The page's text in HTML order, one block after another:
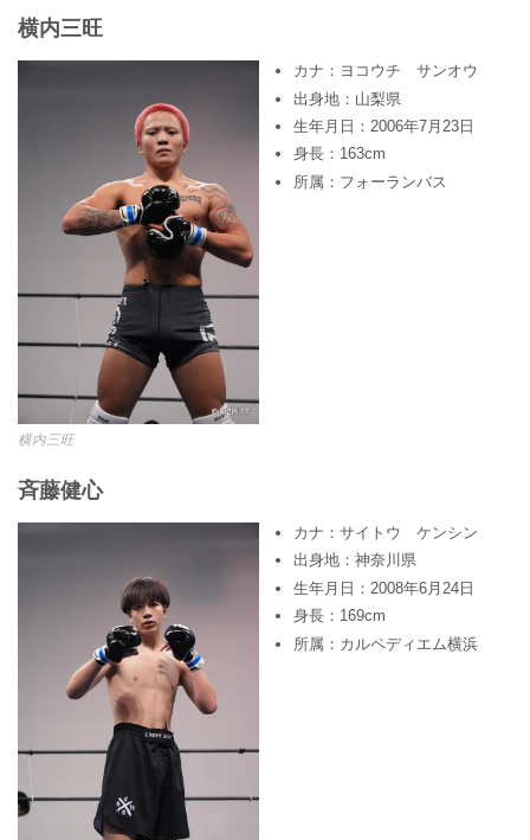
横内三旺
横内三旺
カナ：ヨコウチ サンオウ
出身地：山梨県
生年月日：2006年7月23日
身長：163cm
所属：フォーランバス
⻫藤健心
カナ：サイトウ ケンシン
出身地：神奈川県
生年月日：2008年6月24日
身長：169cm
所属：カルペディエム横浜